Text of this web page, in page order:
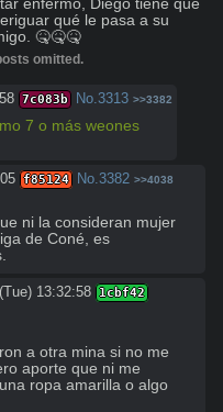
enfermo, Diego tiene que
qué le pasa a su
🤒🤒🤒
omitted.
7c083b No.3313 >>3382
7 o más weones
f85124 No.3382 >>4038
ni la consideran mujer
de Coné, es
13:32:58 1cbf42
a otra mina si no me
aporte que ni me
ropa amarilla o algo